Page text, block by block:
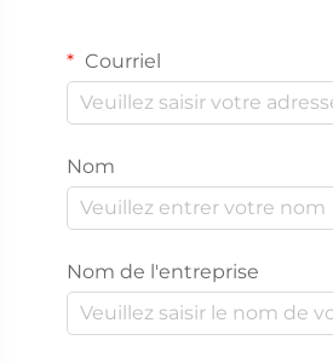
Courriel
Nom
Nom de l'entreprise